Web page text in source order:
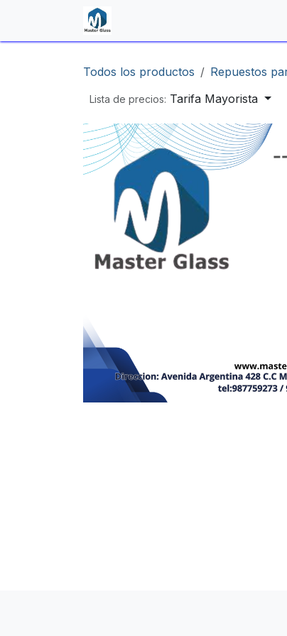
Todos los productos Repuestos
Lista de precios: Tarifa Mayorista